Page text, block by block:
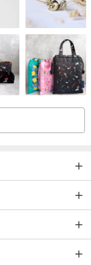
同情況，此並非瑕疵
點，這也是皮革商品
析產生些微色差